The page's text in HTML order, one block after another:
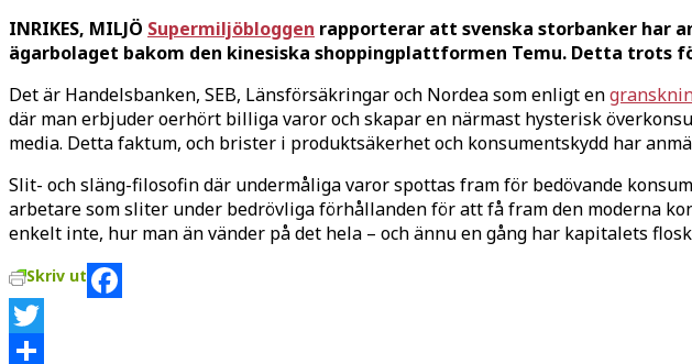
INRIKES, MILJÖ Supermiljöbloggen rapporterar att svenska storbanker har
ägarbolaget bakom den kinesiska shoppingplattformen Temu. Detta trots
Det är Handelsbanken, SEB, Länsförsäkringar och Nordea som enligt en
där man erbjuder oerhört billiga varor och skapar en närmast hysterisk
media. Detta faktum, och brister i produktsäkerhet och konsumentskydd har
Slit- och släng-filosofin där undermåliga varor spottas fram för bedövande
arbetare som sliter under bedrövliga förhållanden för att få fram den moderna
enkelt inte, hur man än vänder på det hela – och ännu en gång har kapitalets
Skriv ut
Facebook
Twitter